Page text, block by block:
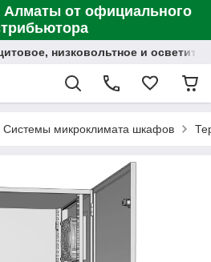
Алматы от официального
низковольтное и
Системы микроклимата шкафов